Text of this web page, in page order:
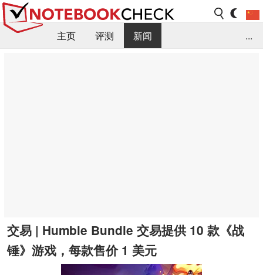
主页 评测
新闻
...
交易 | Humble Bundle 交易提供 10 款《战
锤》游戏，每款售价 1 美元